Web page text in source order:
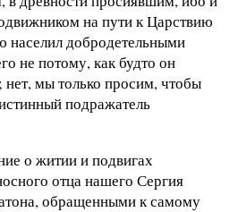
на пути к Царствию
добродетельными
не потому, как будто он
нет, мы только просим, чтобы
подражатель
о житии и подвигах
отца нашего Сергия
обращенными к самому